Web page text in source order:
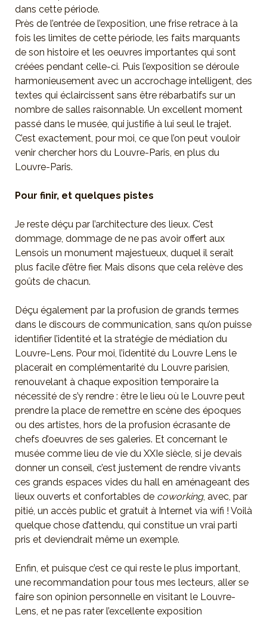
dans cette période.
Près de l’entrée de l’exposition, une frise retrace à la
fois les limites de cette période, les faits marquants
de son histoire et les oeuvres importantes qui sont
créées pendant celle-ci. Puis l’exposition se déroule
harmonieusement avec un accrochage intelligent, des
textes qui éclaircissent sans être rébarbatifs sur un
nombre de salles raisonnable. Un excellent moment
passé dans le musée, qui justifie à lui seul le trajet.
C’est exactement, pour moi, ce que l’on peut vouloir
venir chercher hors du Louvre-Paris, en plus du
Louvre-Paris.
Pour finir, et quelques pistes
Je reste déçu par l’architecture des lieux. C’est
dommage, dommage de ne pas avoir offert aux
Lensois un monument majestueux, duquel il serait
plus facile d’être fier. Mais disons que cela relève des
goûts de chacun.
Déçu également par la profusion de grands termes
dans le discours de communication, sans qu’on puisse
identifier l’identité et la stratégie de médiation du
Louvre-Lens. Pour moi, l’identité du Louvre Lens le
placerait en complémentarité du Louvre parisien,
renouvelant à chaque exposition temporaire la
nécessité de s’y rendre : être le lieu où le Louvre peut
prendre la place de remettre en scène des époques
ou des artistes, hors de la profusion écrasante de
chefs d’oeuvres de ses galeries. Et concernant le
musée comme lieu de vie du XXIe siècle, si je devais
donner un conseil, c’est justement de rendre vivants
ces grands espaces vides du hall en aménageant des
lieux ouverts et confortables de coworking, avec, par
pitié, un accès public et gratuit à Internet via wifi ! Voilà
quelque chose d’attendu, qui constitue un vrai parti
pris et deviendrait même un exemple.
Enfin, et puisque c’est ce qui reste le plus important,
une recommandation pour tous mes lecteurs, aller se
faire son opinion personnelle en visitant le Louvre-
Lens, et ne pas rater l’excellente exposition